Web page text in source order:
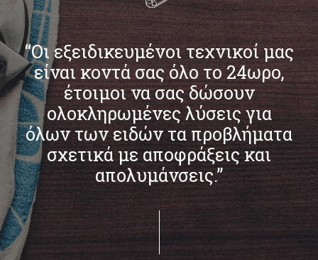
“Οι εξειδικευμένοι τεχνικοί μας
είναι κοντά σας όλο το 24ωρο,
έτοιμοι να σας δώσουν
ολοκληρωμένες λύσεις για
όλων των ειδών τα προβλήματα
σχετικά με αποφράξεις και
απολυμάνσεις.”